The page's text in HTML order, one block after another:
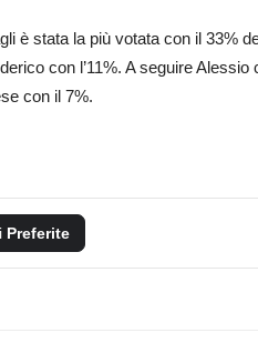
è stata la più votata con il 33%
con l’11%. A seguire Alessio
con il 7%.
Preferite